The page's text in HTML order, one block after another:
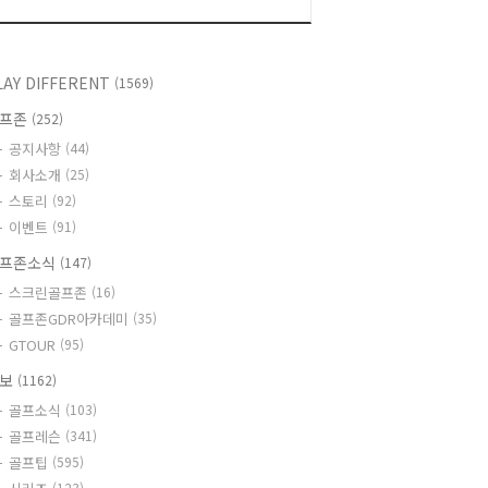
DIFFERENT (1569)
존 (252)
공지사항 (44)
회사소개 (25)
스토리 (92)
이벤트 (91)
존소식 (147)
스크린골프존 (16)
골프존GDR아카데미 (35)
GTOUR (95)
(1162)
골프소식 (103)
골프레슨 (341)
골프팁 (595)